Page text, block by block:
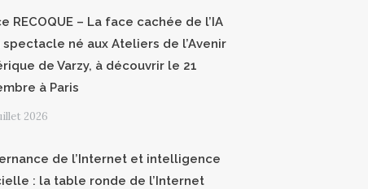
RECOQUE – La face cachée de l’IA
spectacle né aux Ateliers de l’Avenir
de Varzy, à découvrir le 21
à Paris
2026
de l’Internet et intelligence
: la table ronde de l’Internet